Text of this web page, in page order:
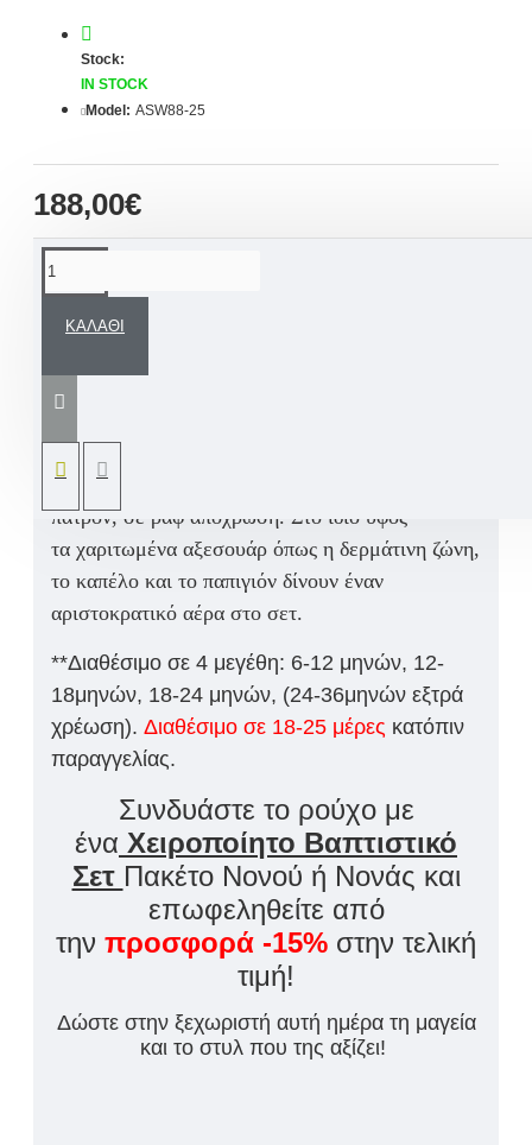
188,00€
Stock:
IN STOCK
Model: ASW88-25
ΚΑΛΆΘΙ
υπέροχο
βαμβακερό πουκάμισο και παντελόνι, σε ίσιο
πατρόν, σε ραφ απόχρωση. Στο ίδιο ύφος
τα χαριτωμένα αξεσουάρ όπως η δερμάτινη ζώνη,
το καπέλο και το παπιγιόν δίνουν έναν
αριστοκρατικό αέρα στο σετ.
**Διαθέσιμο σε 4 μεγέθη: 6-12 μηνών, 12-
18μηνών, 18-24 μηνών, (24-36μηνών εξτρά
χρέωση). Διαθέσιμο σε 18-25 μέρες κατόπιν
παραγγελίας.
Συνδυάστε τoρούχoμε
ένα Χειροποίητο Βαπτιστικό
Σετ Πακέτο Νονού ή Νονάς και
επωφεληθείτε από
την προσφορά -15% στην τελική
τιμή!
Δώστε στην ξεχωριστή αυτή ημέρα τη μαγεία
και το στυλ που της αξίζει!